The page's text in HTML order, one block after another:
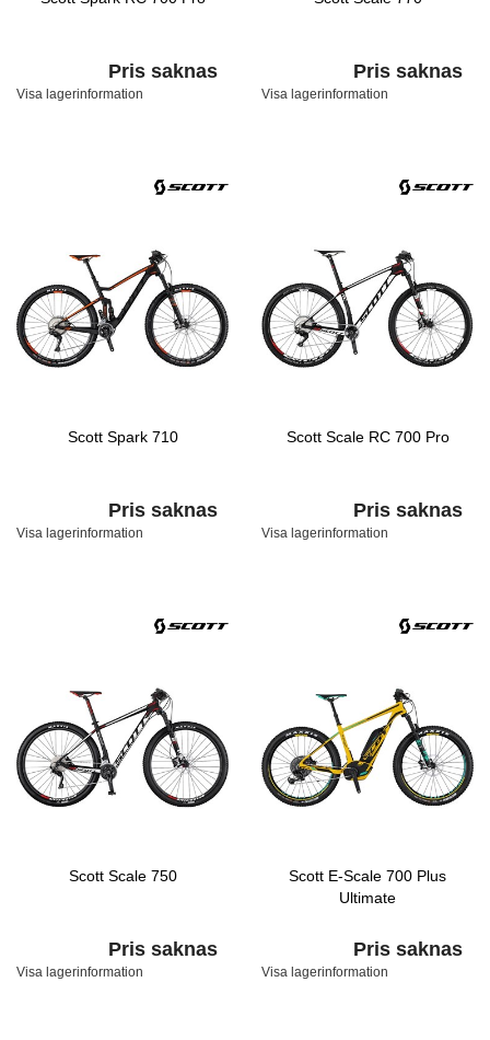
Pris saknas
Visa lagerinformation
Pris saknas
Visa lagerinformation
Scott Spark 710
Pris saknas
Visa lagerinformation
Scott Scale RC 700 Pro
Pris saknas
Visa lagerinformation
Scott Scale 750
Pris saknas
Visa lagerinformation
Scott E-Scale 700 Plus
Ultimate
Pris saknas
Visa lagerinformation